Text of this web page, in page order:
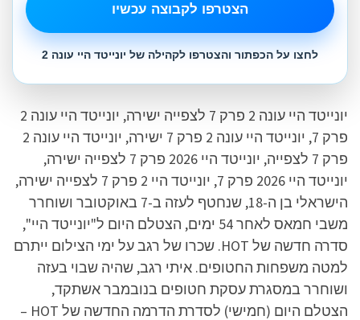
הצטרפו לקבוצה עכשיו
לחצו על הכפתור והצטרפו לקהילה של יונייטד היי עונה 2
יונייטד היי עונה 2 פרק 7 לצפייה ישירה, יונייטד היי עונה 2
פרק 7, יונייטד היי עונה 2 פרק 7 ישירה, יונייטד היי עונה 2
פרק 7 לצפייה, יונייטד היי 2026 פרק 7 לצפייה ישירה,
יונייטד היי 2026 פרק 7, יונייטד היי 2 פרק 7 לצפייה ישירה,
הישראלי בן ה-18, שנחטף לעזה ב-7 באוקטובר ושוחרר
משבי חמאס לאחר 54 ימים, הצטלם היום ל"יונייטד היי",
סדרה חדשה של HOT. שכרו של רגב על ימי הצילום ייתרם
למטה משפחות החטופים. איתי רגב, שהיה שבוי בעזה
ושוחרר במסגרת עסקת חטופים בנובמבר אשתקד,
הצטלם היום (חמישי) לסדרת הדרמה החדשה של HOT –